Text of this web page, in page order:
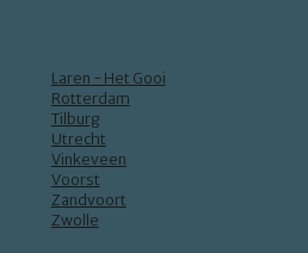
Laren - Het Gooi
Rotterdam
Tilburg
Utrecht
Vinkeveen
Voorst
Zandvoort
Zwolle